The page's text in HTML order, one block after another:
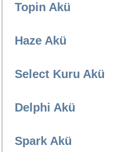
Topin Akü
Haze Akü
Select Kuru Akü
Delphi Akü
Spark Akü